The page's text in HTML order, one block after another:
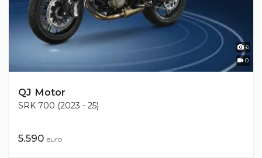
6
0
QJ Motor
SRK 700 (2023 - 25)
5.590 euro